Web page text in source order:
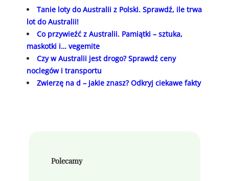
Tanie loty do Australii z Polski. Sprawdź, ile trwa
lot do Australii!
Co przywieźć z Australii. Pamiątki – sztuka,
maskotki i… vegemite
Czy w Australii jest drogo? Sprawdź ceny
noclegów i transportu
Zwierzę na d – jakie znasz? Odkryj ciekawe fakty
Polecamy